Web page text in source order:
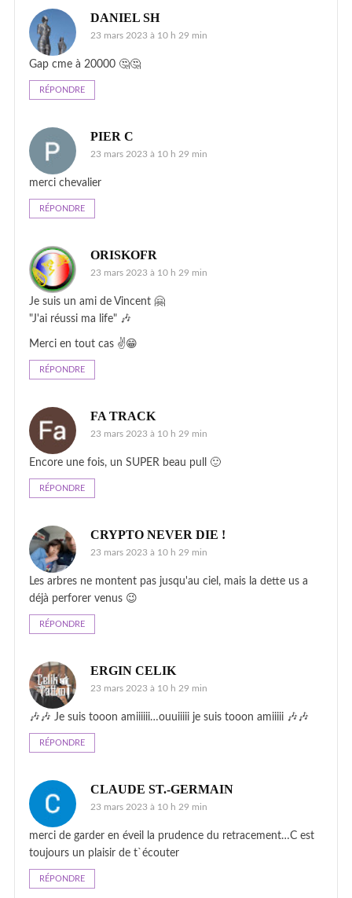
DANIEL SH
23 mars 2023 à 10 h 29 min
Gap cme à 20000 🤔🤔
RÉPONDRE
PIER C
23 mars 2023 à 10 h 29 min
merci chevalier
RÉPONDRE
ORISKOFR
23 mars 2023 à 10 h 29 min
Je suis un ami de Vincent 🤗
"J'ai réussi ma life" 🎶
Merci en tout cas ✌️😁
RÉPONDRE
FA TRACK
23 mars 2023 à 10 h 29 min
Encore une fois, un SUPER beau pull 🙂
RÉPONDRE
CRYPTO NEVER DIE !
23 mars 2023 à 10 h 29 min
Les arbres ne montent pas jusqu'au ciel, mais la dette us a
déjà perforer venus 😉
RÉPONDRE
ERGIN CELIK
23 mars 2023 à 10 h 29 min
🎶🎶 Je suis tooon amiiiiii…ouuiiiii je suis tooon amiiiii 🎶🎶
RÉPONDRE
CLAUDE ST.-GERMAIN
23 mars 2023 à 10 h 29 min
merci de garder en éveil la prudence du retracement…C est
toujours un plaisir de t`écouter
RÉPONDRE